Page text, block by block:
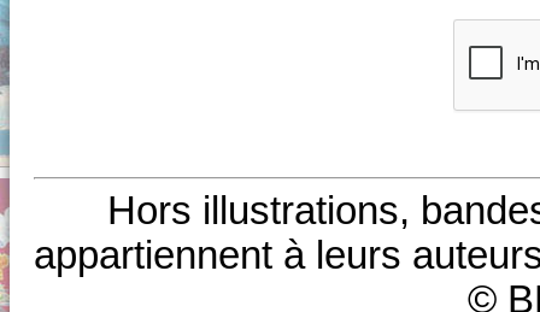
Hors illustrations,
appartiennent à leurs
©